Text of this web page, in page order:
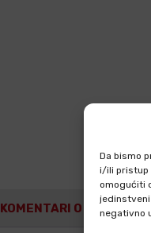
Da bismo
i/ili pristup
omogućiti
jedinstveni
negativno
KOMENTARI O